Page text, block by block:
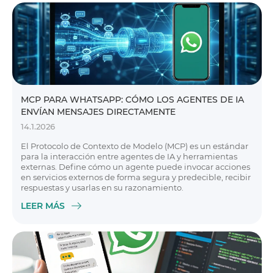
MCP PARA WHATSAPP: CÓMO LOS AGENTES DE IA
ENVÍAN MENSAJES DIRECTAMENTE
14.1.2026
El Protocolo de Contexto de Modelo (MCP) es un estándar
para la interacción entre agentes de IA y herramientas
externas. Define cómo un agente puede invocar acciones
en servicios externos de forma segura y predecible, recibir
respuestas y usarlas en su razonamiento.
LEER MÁS